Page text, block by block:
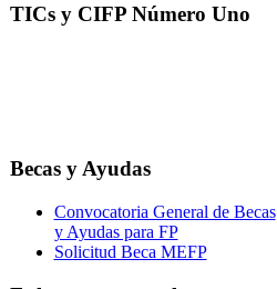
TICs y CIFP Número Uno
Becas y Ayudas
Convocatoria General de Becas
y Ayudas para FP
Solicitud Beca MEFP